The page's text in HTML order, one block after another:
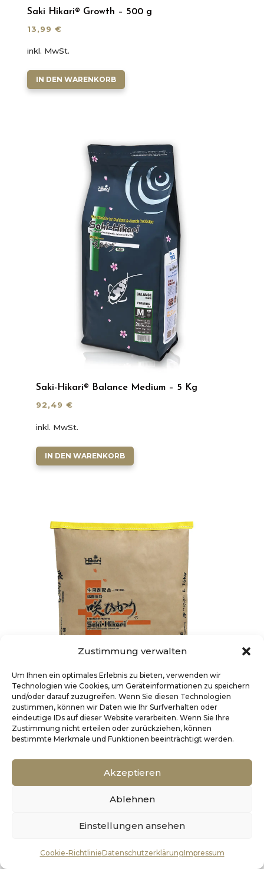
Zustimmung verwalten
Um Ihnen ein optimales Erlebnis zu bieten, verwenden wir
Technologien wie Cookies, um Geräteinformationen zu speichern
und/oder darauf zuzugreifen. Wenn Sie diesen Technologien
zustimmen, können wir Daten wie Ihr Surfverhalten oder
eindeutige IDs auf dieser Website verarbeiten. Wenn Sie Ihre
Zustimmung nicht erteilen oder zurückziehen, können
bestimmte Merkmale und Funktionen beeinträchtigt werden.
Akzeptieren
Ablehnen
Einstellungen ansehen
Cookie-RichtlinieDatenschutzerklärungImpressum
Saki Hikari® Growth – 500 g
13,99€
inkl. MwSt.
IN DEN WARENKORB
Saki-Hikari® Balance Medium – 5 Kg
92,49 €
inkl. MwSt.
IN DEN WARENKORB
IN DEN WARENKORB